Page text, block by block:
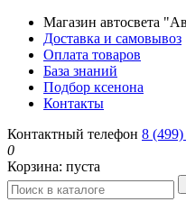
Магазин автосвета
Доставка и самовывоз
Оплата товаров
База знаний
Подбор ксенона
Контакты
Контактный телефон 8
0
Корзина: пуста